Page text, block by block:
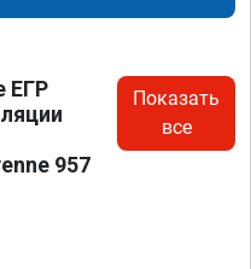
ЕГР
957
Показать
все